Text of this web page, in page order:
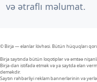
və ətraflı məlumat.
© Birja — elanlar lövhəsi. Bütün hüquqları
Birja saytında bütün loqotiplər və əmtəə
Birja-dan istifadə etmək və ya saytda elan
deməkdir.
Saytın rəhbərliyi reklam bannerlərinin və